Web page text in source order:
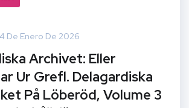
4 De Enero De 2026
Archivet: Eller
Ur Grefl. Delagardiska
På Löberöd, Volume 3